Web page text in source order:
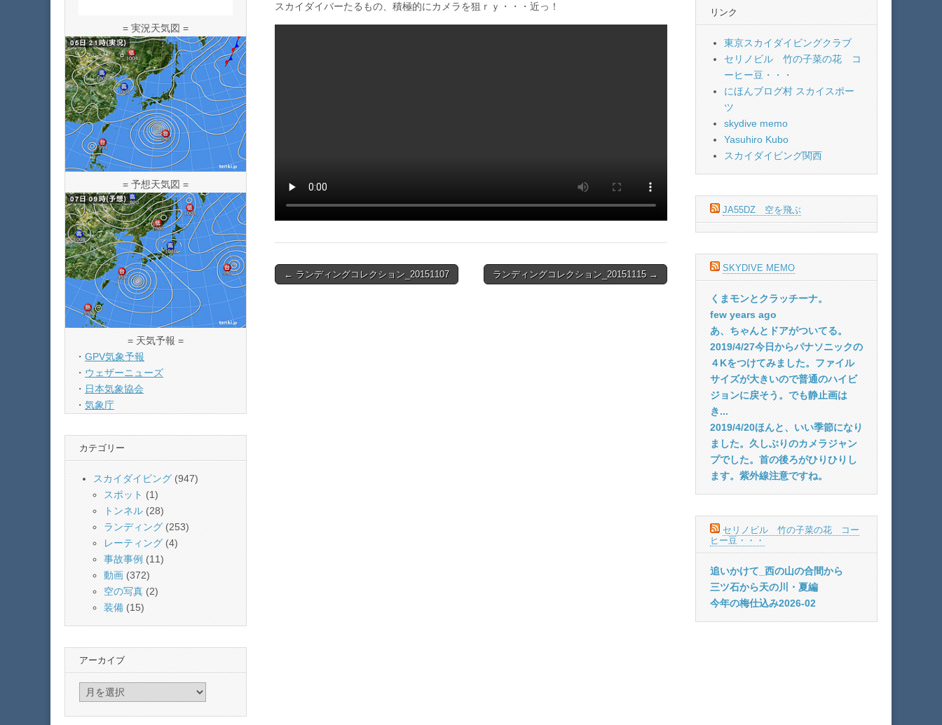
スカイダイバーたるもの、積極的にカメラを狙ｒｙ・・・近っ！
Post← ランディングコレクション_20151107 ランディングコレクション_20151115 →
= 実況天気図 =
= 予想天気図 =
= 天気予報 =
・ GPV気象予報
・ ウェザーニューズ
・ 日本気象協会
・ 気象庁
カテゴリー
スカイダイビング (947)
スポット (1)
トンネル (28)
ランディング(253)
レーティング(4)
事故事例 (11)
動画 (372)
空の写真 (2)
装備 (15)
アーカイブ
リンク
東京スカイダイビングクラブ
セリノビル 竹の子菜の花 コ
ーヒー豆・・・
にほんブログ村 スカイスポー
ツ
skydive memo
Yasuhiro Kubo
スカイダイビング関西
JA55DZ 空を飛ぶ
SKYDIVE MEMO
くまモンとクラッチーナ。
few years ago
あ、ちゃんとドアがついてる。
2019/4/27今日からパナソニックの
４Kをつけてみました。ファイル
サイズが大きいので普通のハイビ
ジョンに戻そう。でも静止画は
き...
2019/4/20ほんと、いい季節になり
ました。久しぶりのカメラジャン
プでした。首の後ろがひりひりし
ます。紫外線注意ですね。
セリノビル 竹の子菜の花 コー
ヒー豆・・・
追いかけて_西の山の合間から
三ツ石から天の川・夏編
今年の梅仕込み2026-02